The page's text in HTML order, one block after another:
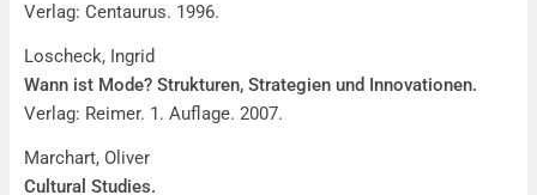
Verlag: Centaurus. 1996.
Loscheck, Ingrid
Wann ist Mode? Strukturen, Strategien und Innovationen.
Verlag: Reimer. 1. Auflage. 2007.
Marchart, Oliver
Cultural Studies.